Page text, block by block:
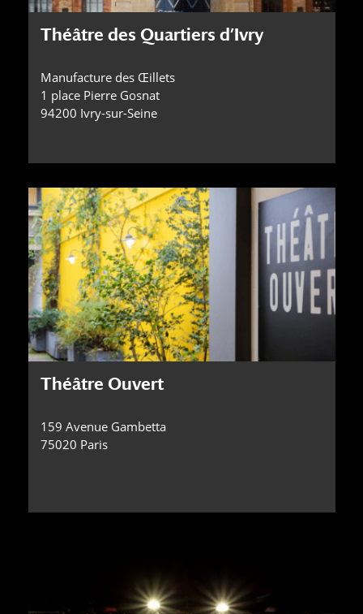
Théâtre des Quartiers d’Ivry
Manufacture des Œillets
1 place Pierre Gosnat
94200 Ivry-sur-Seine
Théâtre Ouvert
159 Avenue Gambetta
75020 Paris